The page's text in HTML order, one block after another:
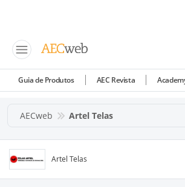
Guia de Produtos AEC Revista
AECweb Artel Telas
Artel Telas